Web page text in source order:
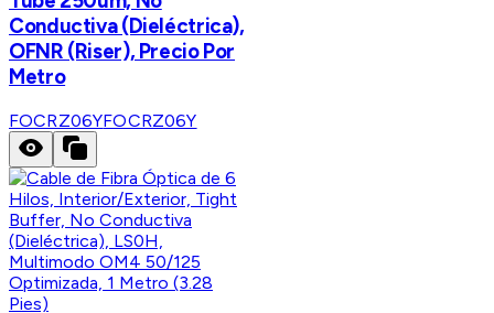
Conductiva (Dieléctrica),
OFNR (Riser), Precio Por
Metro
FOCRZ06YFOCRZ06Y